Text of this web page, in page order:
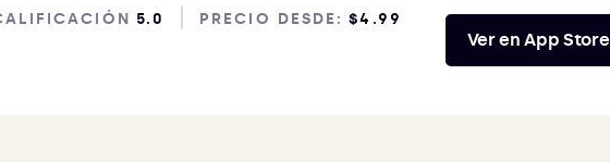
5.0 PRECIO DESDE: $4.99
Ver en App Store